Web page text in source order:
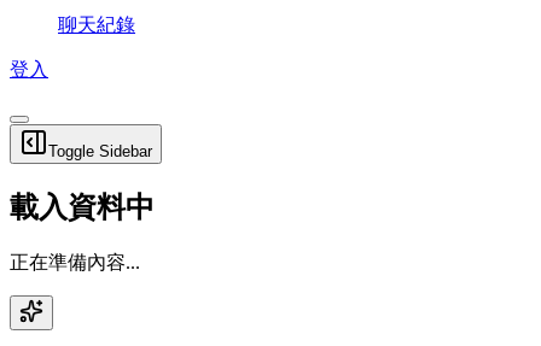
聊天紀錄
登入
Toggle Sidebar
載入資料中
正在準備內容...